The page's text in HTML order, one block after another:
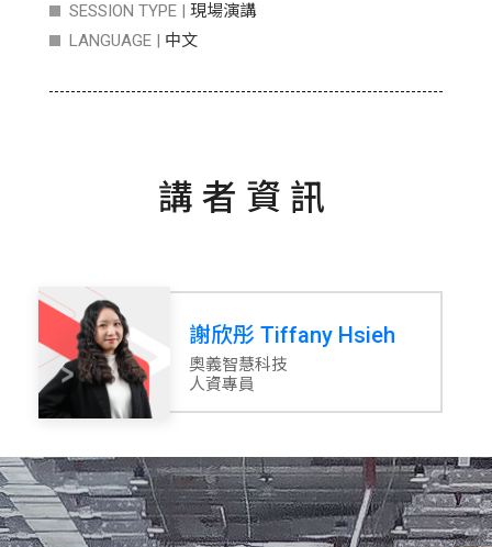
SESSION TYPE | 現場演講
LANGUAGE | 中文
講者資訊
謝欣彤 Tiffany Hsieh
奧義智慧科技
人資專員